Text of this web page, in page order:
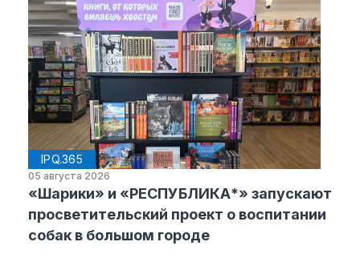
IPQ.365
05 августа 2026
«Шарики» и «РЕСПУБЛИКА*» запускают
просветительский проект о воспитании
собак в большом городе